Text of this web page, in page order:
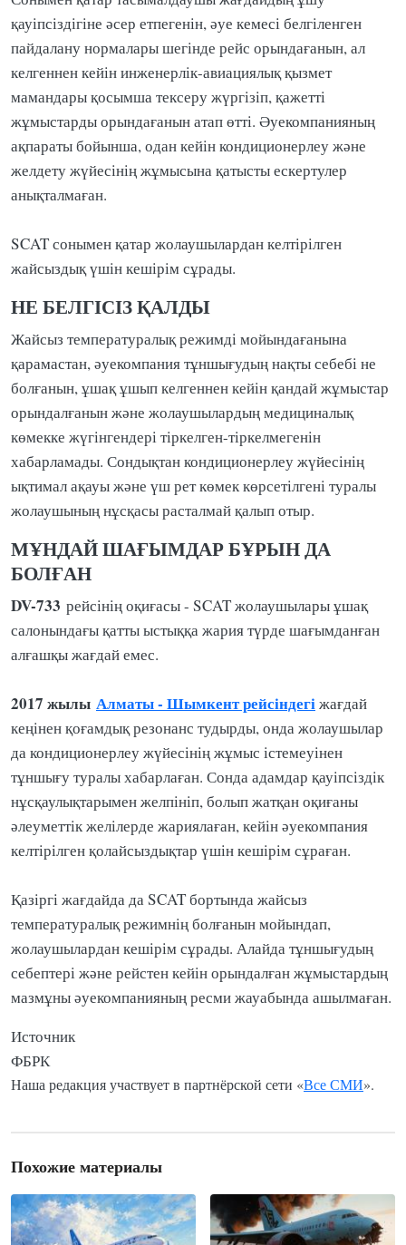
қауіпсіздігіне әсер етпегенін, әуе кемесі белгіленген
пайдалану нормалары шегінде рейс орындағанын, ал
келгеннен кейін инженерлік-авиациялық қызмет
мамандары қосымша тексеру жүргізіп, қажетті
жұмыстарды орындағанын атап өтті. Әуекомпанияның
ақпараты бойынша, одан кейін кондиционерлеу және
желдету жүйесінің жұмысына қатысты ескертулер
анықталмаған.
SCAT сонымен қатар жолаушылардан келтірілген
жайсыздық үшін кешірім сұрады.
НЕ БЕЛГІСІЗ ҚАЛДЫ
Жайсыз температуралық режимді мойындағанына
қарамастан, әуекомпания тұншығудың нақты себебі не
болғанын, ұшақ ұшып келгеннен кейін қандай жұмыстар
орындалғанын және жолаушылардың медициналық
көмекке жүгінгендері тіркелген-тіркелмегенін
хабарламады. Сондықтан кондиционерлеу жүйесінің
ықтимал ақауы және үш рет көмек көрсетілгені туралы
жолаушының нұсқасы расталмай қалып отыр.
МҰНДАЙ ШАҒЫМДАР БҰРЫН ДА
БОЛҒАН
DV-733 рейсінің оқиғасы - SCAT жолаушылары ұшақ
салонындағы қатты ыстыққа жария түрде шағымданған
алғашқы жағдай емес.
2017 жылы Алматы - Шымкент рейсіндегіжағдай
кеңінен қоғамдық резонанс тудырды, онда жолаушылар
да кондиционерлеу жүйесінің жұмыс істемеуінен
тұншығу туралы хабарлаған. Сонда адамдар қауіпсіздік
нұсқаулықтарымен желпініп, болып жатқан оқиғаны
әлеуметтік желілерде жариялаған, кейін әуекомпания
келтірілген қолайсыздықтар үшін кешірім сұраған.
Қазіргі жағдайда да SCAT бортында жайсыз
температуралық режимнің болғанын мойындап,
жолаушылардан кешірім сұрады. Алайда тұншығудың
себептері және рейстен кейін орындалған жұмыстардың
мазмұны әуекомпанияның ресми жауабында ашылмаған.
Источник
ФБРК
Наша редакция участвует в партнёрской сети «Все СМИ».
Похожие материалы